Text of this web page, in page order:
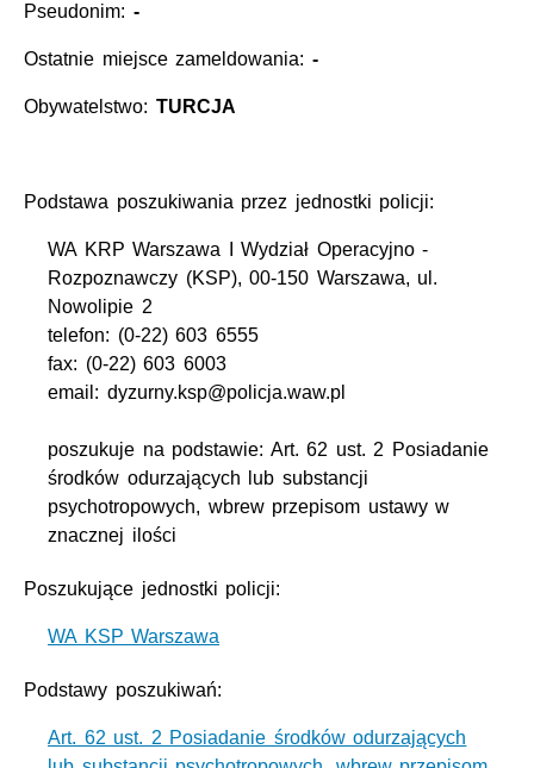
Pseudonim: -
Ostatnie miejsce zameldowania: -
Obywatelstwo: TURCJA
Podstawa poszukiwania przez jednostki policji:
WA KRP Warszawa I Wydział Operacyjno -
Rozpoznawczy (KSP), 00-150 Warszawa, ul.
Nowolipie 2
telefon: (0-22) 603 6555
fax: (0-22) 603 6003
email: dyzurny.ksp@policja.waw.pl
poszukuje na podstawie: Art. 62 ust. 2 Posiadanie
środków odurzających lub substancji
psychotropowych, wbrew przepisom ustawy w
znacznej ilości
Poszukujące jednostki policji:
WA KSP Warszawa
Podstawy poszukiwań:
Art. 62 ust. 2 Posiadanie środków odurzających